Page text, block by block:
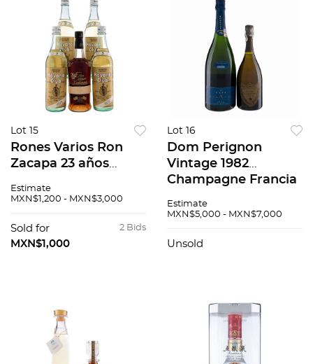
Lot 15
Rones Varios Ron
Zacapa 23 años
Guatemala y Havana
Cuba Piezas: 4 Total
de Piezas: 5
Estimate
MXN$1,200 - MXN$3,000
2 Bids
Sold for
MXN$1,000
Lot 16
Dom Perignon
Vintage 1982
Champagne Francia
Milenio Edicion
Cava España En
Estimate
MXN$5,000 - MXN$7,000
Unsold